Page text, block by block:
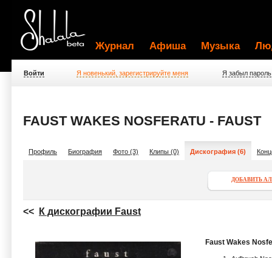
Журнал Афиша Музыка
Войти Я новенький, зарегистрируйте меня Я забыл пароль
FAUST WAKES NOSFERATU - FAUST
Профиль Биография Фото (3) Клипы (0) Дискография (6)
ДОБАВИТЬ
<< К дискографии Faust
Faust Wakes